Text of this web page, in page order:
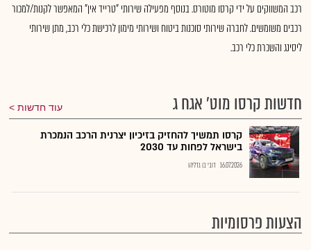
רכב המשווקים על ידי קרסו מוטורס. בנוסף מפעילה שירותי "טרייד אין" המאפשר לקנות/למכור
רכבים משומשים. לחברה שירותי סוכנות ביטוח ושירותי מימון לרכישת כלי רכב, מתן שירותי
ליסינג והשכרת כלי רכב.
חדשות קרסו מוט' אגח ג עוד חדשות
קרסו תמשיך להחזיק בזיכיון יצרנית הרכב הנמכרת
בישראל לפחות עד 2030
16.07.2026 דובי בן גדליהו
הצעות פרסומיות